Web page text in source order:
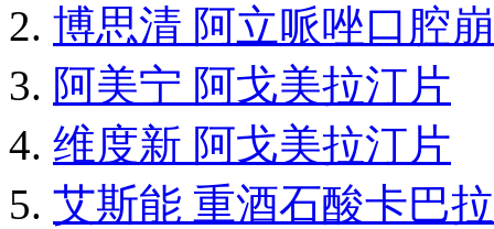
博思清 阿立哌唑口腔
阿美宁 阿戈美拉汀片
维度新 阿戈美拉汀片
艾斯能 重酒石酸卡巴